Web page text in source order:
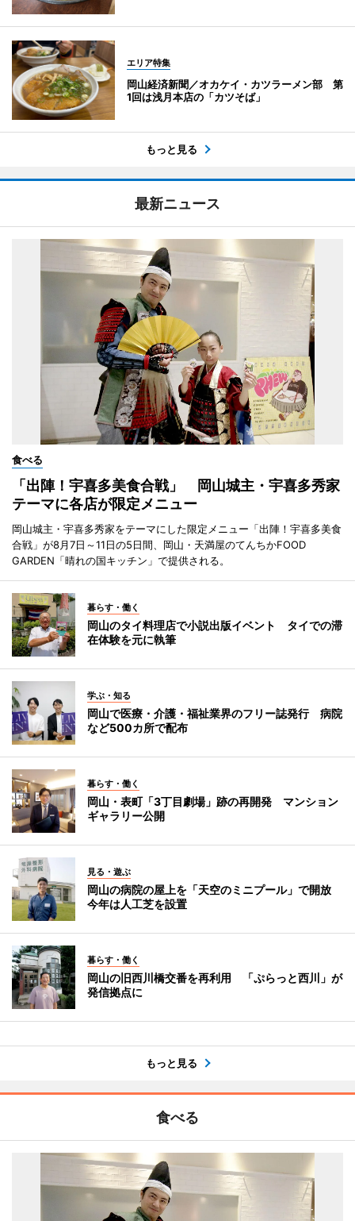
エリア特集
岡山経済新聞／オカケイ・カツラーメン部 第
1回は浅月本店の「カツそば」
もっと見る
最新ニュース
食べる
「出陣！宇喜多美食合戦」 岡山城主・宇喜多秀家
テーマに各店が限定メニュー
岡山城主・宇喜多秀家をテーマにした限定メニュー「出陣！宇喜多美食
合戦」が8月7日～11日の5日間、岡山・天満屋のてんちかFOOD
GARDEN「晴れの国キッチン」で提供される。
暮らす・働く
岡山のタイ料理店で小説出版イベント タイでの滞
在体験を元に執筆
学ぶ・知る
岡山で医療・介護・福祉業界のフリー誌発行 病院
など500カ所で配布
暮らす・働く
岡山・表町「3丁目劇場」跡の再開発 マンション
ギャラリー公開
見る・遊ぶ
岡山の病院の屋上を「天空のミニプール」で開放
今年は人工芝を設置
暮らす・働く
岡山の旧西川橋交番を再利用 「ぷらっと西川」が
発信拠点に
もっと見る
食べる